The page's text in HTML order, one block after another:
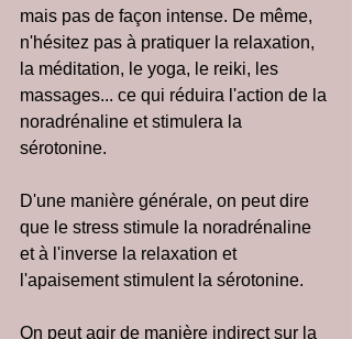
mais pas de façon intense. De même,
n'hésitez pas à pratiquer la relaxation,
la méditation, le yoga, le reiki, les
massages... ce qui réduira l'action de la
noradrénaline et stimulera la
sérotonine.
D'une manière générale, on peut dire
que le stress stimule la noradrénaline
et à l'inverse la relaxation et
l'apaisement stimulent la sérotonine.
On peut agir de manière indirect sur la